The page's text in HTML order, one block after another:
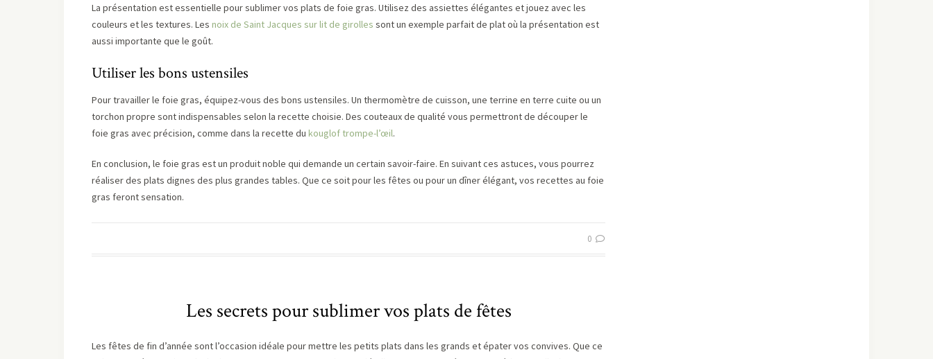
La présentation est essentielle pour sublimer vos plats de foie gras. Utilisez des assiettes élégantes et jouez avec les
couleurs et les textures. Les noix de Saint Jacques sur lit de girolles sont un exemple parfait de plat où la présentation est
aussi importante que le goût.
Utiliser les bons ustensiles
Pour travailler le foie gras, équipez-vous des bons ustensiles. Un thermomètre de cuisson, une terrine en terre cuite ou un
torchon propre sont indispensables selon la recette choisie. Des couteaux de qualité vous permettront de découper le
foie gras avec précision, comme dans la recette du kouglof trompe-l’œil.
En conclusion, le foie gras est un produit noble qui demande un certain savoir-faire. En suivant ces astuces, vous pourrez
réaliser des plats dignes des plus grandes tables. Que ce soit pour les fêtes ou pour un dîner élégant, vos recettes au foie
gras feront sensation.
0
Les secrets pour sublimer vos plats de fêtes
Les fêtes de fin d’année sont l’occasion idéale pour mettre les petits plats dans les grands et épater vos convives. Que ce